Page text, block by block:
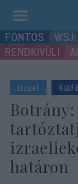
Kilépés
a
tartalomba
Izrael
Botrány:
határon